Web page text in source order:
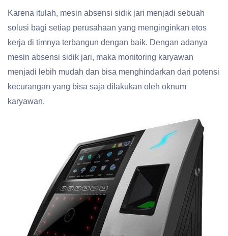
Karena itulah, mesin absensi sidik jari menjadi sebuah
solusi bagi setiap perusahaan yang menginginkan etos
kerja di timnya terbangun dengan baik. Dengan adanya
mesin absensi sidik jari, maka monitoring karyawan
menjadi lebih mudah dan bisa menghindarkan dari potensi
kecurangan yang bisa saja dilakukan oleh oknum
karyawan.